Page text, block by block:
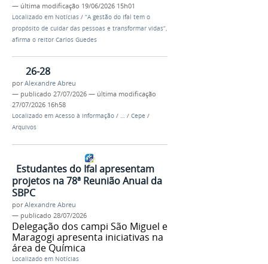
— última modificação 19/06/2026 15h01
Localizado em Notícias / “A gestão do Ifal tem o
propósito de cuidar das pessoas e transformar vidas”,
afirma o reitor Carlos Guedes
26-28
porAlexandre Abreu
— publicado 27/07/2026 — última modificação
27/07/2026 16h58
Localizado em Acesso à Informação / … / Cepe /
Arquivos
​Estudantes do Ifal apresentam
projetos na 78ª Reunião Anual da
SBPC
porAlexandre Abreu
— publicado 28/07/2026
Delegação dos campi São Miguel e
Maragogi apresenta iniciativas na
área de Química
Localizado em Notícias